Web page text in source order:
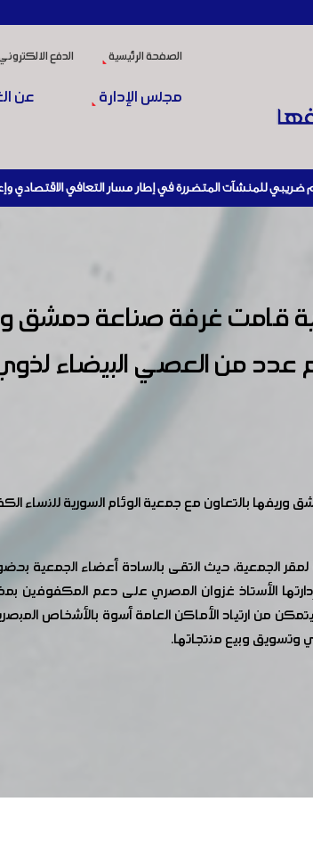
الصفحة الرئيسية الدفع
مجلس الإدارة عن
العامة للضرائب والرسوم أو مديرياتها عند القيام بعمليات
بعدم قبول أي معاملة لصناعي الا اذا أبرز صورة عن تسجيل
قامت غرفة صناعة دمشق
عدد من العصي البيضاء
بالتعاون مع جمعية الوئام السورية للنساء
لمقر الجمعية، حيث التقى بالسادة أعضاء الجمعية
الأستاذ غزوان المصري على دعم المكفوفين
من ارتياد الأماكن العامة أسوة بالأشخاص
وتسويق وبيع منتجاتها.